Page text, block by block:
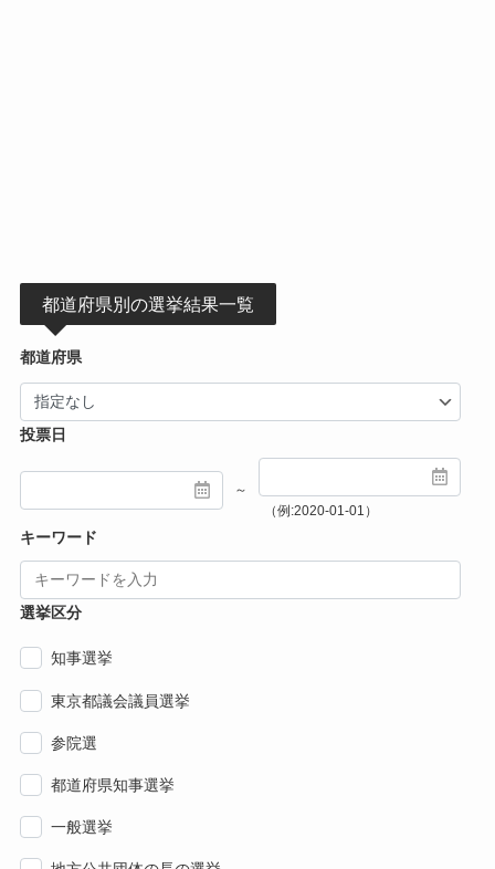
都道府県別の選挙結果一覧
都道府県
投票日
～
（例:2020-01-01）
キーワード
選挙区分
知事選挙
東京都議会議員選挙
参院選
都道府県知事選挙
一般選挙